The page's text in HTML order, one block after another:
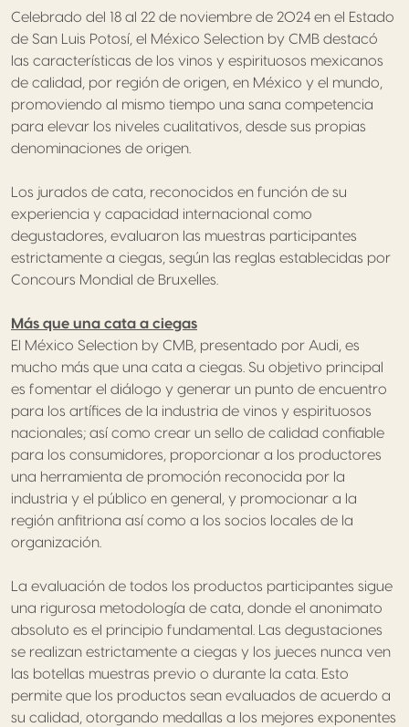
Celebrado del 18 al 22 de noviembre de 2024 en el Estado
de San Luis Potosí, el México Selection by CMB destacó
las características de los vinos y espirituosos mexicanos
de calidad, por región de origen, en México y el mundo,
promoviendo al mismo tiempo una sana competencia
para elevar los niveles cualitativos, desde sus propias
denominaciones de origen.
Los jurados de cata, reconocidos en función de su
experiencia y capacidad internacional como
degustadores, evaluaron las muestras participantes
estrictamente a ciegas, según las reglas establecidas por
Concours Mondial de Bruxelles.
Más que una cata a ciegas
El México Selection by CMB, presentado por Audi, es
mucho más que una cata a ciegas. Su objetivo principal
es fomentar el diálogo y generar un punto de encuentro
para los artífices de la industria de vinos y espirituosos
nacionales; así como crear un sello de calidad confiable
para los consumidores, proporcionar a los productores
una herramienta de promoción reconocida por la
industria y el público en general, y promocionar a la
región anfitriona así como a los socios locales de la
organización.
La evaluación de todos los productos participantes sigue
una rigurosa metodología de cata, donde el anonimato
absoluto es el principio fundamental. Las degustaciones
se realizan estrictamente a ciegas y los jueces nunca ven
las botellas muestras previo o durante la cata. Esto
permite que los productos sean evaluados de acuerdo a
su calidad, otorgando medallas a los mejores exponentes